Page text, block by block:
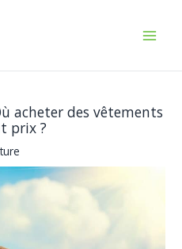
acheter des vêtements
prix ?